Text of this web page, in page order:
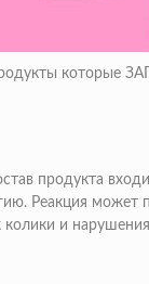
которые
продукта
Реакция
и